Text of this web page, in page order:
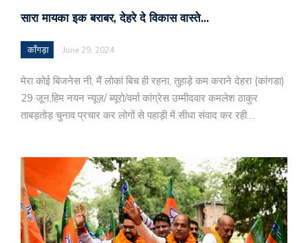
सारा मायका इक बराबर, देहरे दे विकास वास्ते…
काँगड़ा June 29, 2024
मेरा कोई बिजनेस नी, मैं लोकां बिच ही रहना, तुहाड़े कम कराने देहरा (कांगडा)
29 जून,हिम नयन न्यूज़/ ब्यूरो/वर्मा कांग्रेस उम्मीदवार कमलेश ठाकुर
ताबड़तोड़ चुनाव प्रचार कर लोगों से पहाड़ी में सीधा संवाद कर रही…